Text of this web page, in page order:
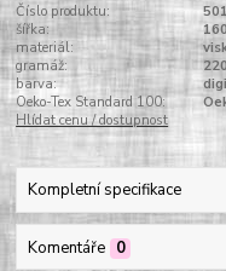
Číslo produktu:
šířka:
materiál:
gramáž:
barva:
Oeko-Tex Standard 100:
Hlídat cenu / dostupnost
Kompletní specifikace
Komentáře 0